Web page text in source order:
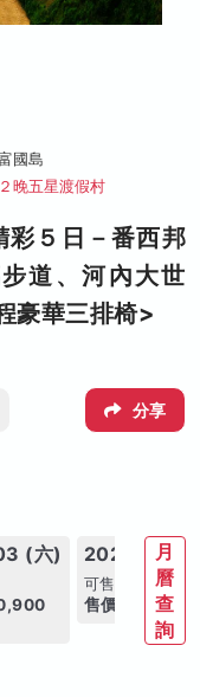
國島
晚五星渡假村
彩５日－番西邦
道、河內大世
豪華三排椅>
分享
(六) 2026/10/
可售名額: 19
售價: NT$
月
曆
查
詢